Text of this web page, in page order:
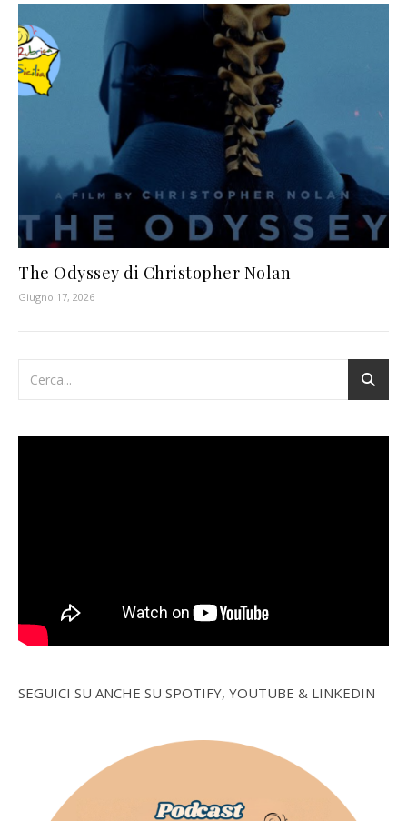
The Odyssey di Christopher Nolan
Giugno 17, 2026
SEGUICI SU ANCHE SU SPOTIFY, YOUTUBE & LINKEDIN